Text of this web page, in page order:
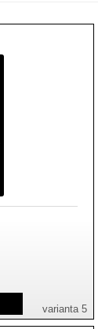
varianta 5